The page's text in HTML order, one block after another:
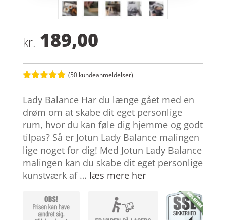
kr. 189,00
af 5
baseret på
kundebedøm
melser
(50 kundeanmeldelser)
Lady Balance Har du længe gået med en
drøm om at skabe dit eget personlige
rum, hvor du kan føle dig hjemme og godt
tilpas? Så er Jotun Lady Balance malingen
lige noget for dig! Med Jotun Lady Balance
malingen kan du skabe dit eget personlige
kunstværk af … læs mere her